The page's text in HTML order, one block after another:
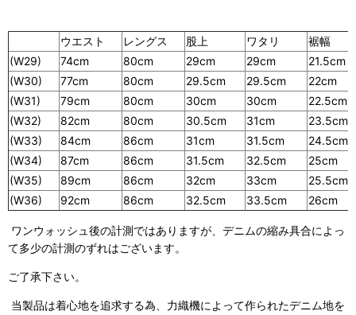
ウエスト レングス 股上 ワタリ
裾幅
(W29)
74cm 80cm 29cm 29cm
21.5cm
(W30)
77cm 80cm 29.5cm 29.5cm
22cm
(W31)
79cm 80cm 30cm 30cm
22.5cm
(W32)
82cm 80cm 30.5cm 31cm
23.5cm
(W33)
84cm 86cm 31cm 31.5cm
24.5cm
(W34)
87cm 86cm 31.5cm 32.5cm
25cm
(W35)
89cm 86cm 32cm 33cm
25.5cm
(W36)
92cm 86cm 32.5cm 33.5cm 26cm
ワンウォッシュ後の計測ではありますが、デニムの縮み具合によっ
て多少の計測のずれはございます。
ご了承下さい。
当製品は着心地を追求する為、力織機によって作られたデニム地を